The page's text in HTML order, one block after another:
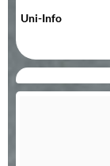
Uni-Info